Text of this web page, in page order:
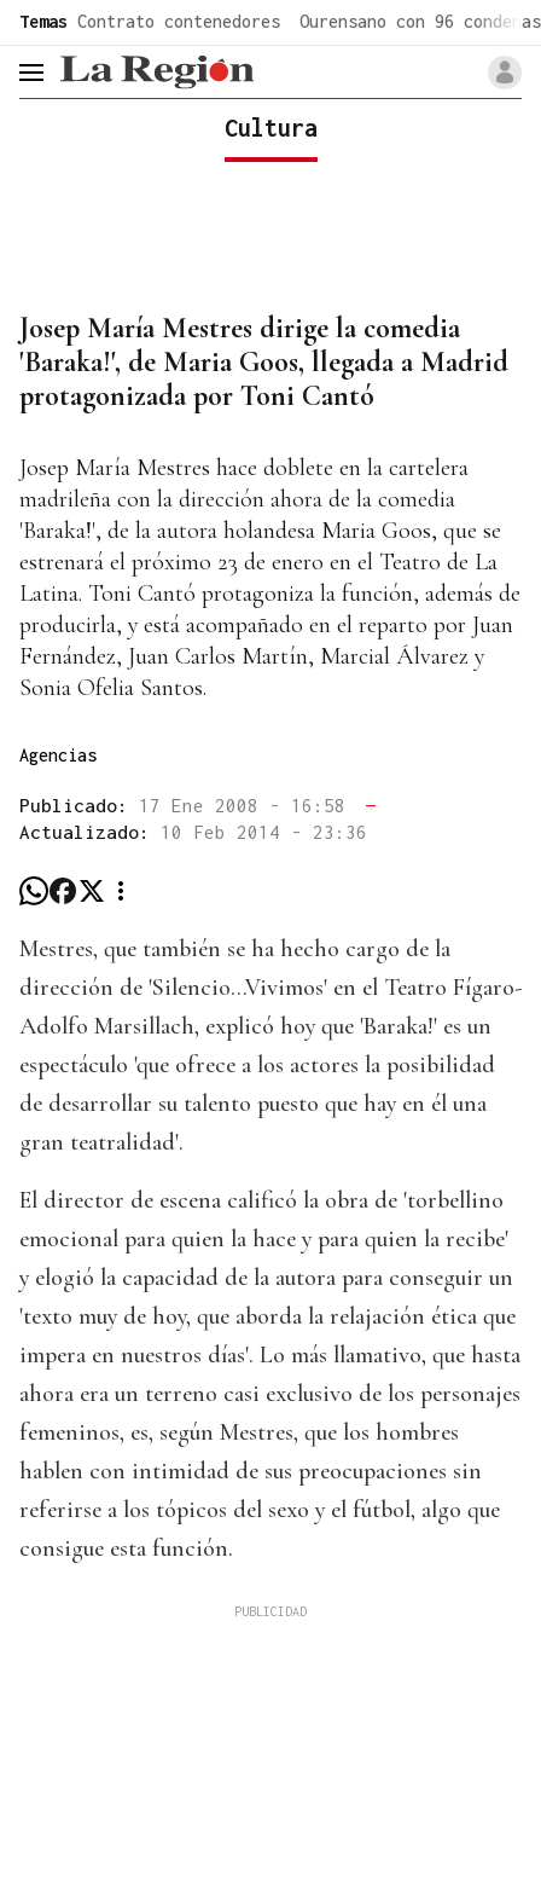
Temas Contrato contenedores Ourensano con 96 condenas
header.menu.open
Cultura
Josep María Mestres dirige la comedia
'Baraka!', de Maria Goos, llegada a Madrid
protagonizada por Toni Cantó
Josep María Mestres hace doblete en la cartelera
madrileña con la dirección ahora de la comedia
'Baraka!', de la autora holandesa Maria Goos, que se
estrenará el próximo 23 de enero en el Teatro de La
Latina. Toni Cantó protagoniza la función, además de
producirla, y está acompañado en el reparto por Juan
Fernández, Juan Carlos Martín, Marcial Álvarez y
Sonia Ofelia Santos.
Agencias
Publicado: 17 Ene 2008 - 16:58
—
Actualizado: 10 Feb 2014 - 23:36
Mestres, que también se ha hecho cargo de la
dirección de 'Silencio...Vivimos' en el Teatro Fígaro-
Adolfo Marsillach, explicó hoy que 'Baraka!' es un
espectáculo 'que ofrece a los actores la posibilidad
de desarrollar su talento puesto que hay en él una
gran teatralidad'.
El director de escena calificó la obra de 'torbellino
emocional para quien la hace y para quien la recibe'
y elogió la capacidad de la autora para conseguir un
'texto muy de hoy, que aborda la relajación ética que
impera en nuestros días'. Lo más llamativo, que hasta
ahora era un terreno casi exclusivo de los personajes
femeninos, es, según Mestres, que los hombres
hablen con intimidad de sus preocupaciones sin
referirse a los tópicos del sexo y el fútbol, algo que
consigue esta función.